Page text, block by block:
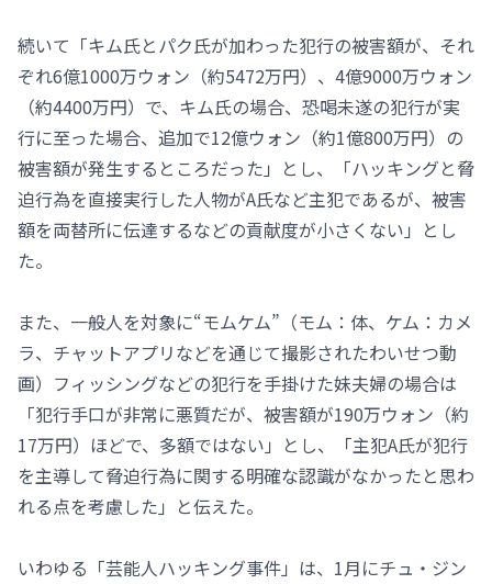
続いて「キム氏とパク氏が加わった犯行の被害額が、それ
ぞれ6億1000万ウォン（約5472万円）、4億9000万ウォン
（約4400万円）で、キム氏の場合、恐喝未遂の犯行が実
行に至った場合、追加で12億ウォン（約1億800万円）の
被害額が発生するところだった」とし、「ハッキングと脅
迫行為を直接実行した人物がA氏など主犯であるが、被害
額を両替所に伝達するなどの貢献度が小さくない」とし
た。
また、一般人を対象に“モムケム”（モム：体、ケム：カメ
ラ、チャットアプリなどを通じて撮影されたわいせつ動
画）フィッシングなどの犯行を手掛けた妹夫婦の場合は
「犯行手口が非常に悪質だが、被害額が190万ウォン（約
17万円）ほどで、多額ではない」とし、「主犯A氏が犯行
を主導して脅迫行為に関する明確な認識がなかったと思わ
れる点を考慮した」と伝えた。
いわゆる「芸能人ハッキング事件」は、1月にチュ・ジン